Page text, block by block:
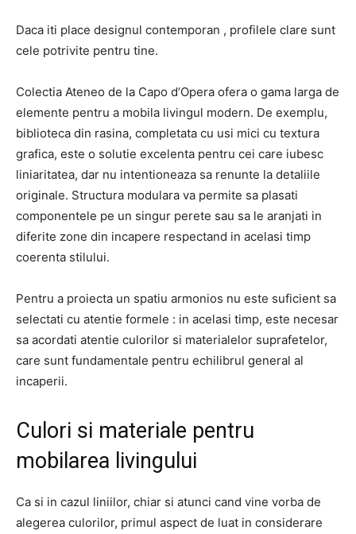
Daca iti place designul contemporan , profilele clare sunt
cele potrivite pentru tine.
Colectia Ateneo de la Capo d’Opera ofera o gama larga de
elemente pentru a mobila livingul modern. De exemplu,
biblioteca din rasina, completata cu usi mici cu textura
grafica, este o solutie excelenta pentru cei care iubesc
liniaritatea, dar nu intentioneaza sa renunte la detaliile
originale. Structura modulara va permite sa plasati
componentele pe un singur perete sau sa le aranjati in
diferite zone din incapere respectand in acelasi timp
coerenta stilului.
Pentru a proiecta un spatiu armonios nu este suficient sa
selectati cu atentie formele : in acelasi timp, este necesar
sa acordati atentie culorilor si materialelor suprafetelor,
care sunt fundamentale pentru echilibrul general al
incaperii.
Culori si materiale pentru
mobilarea livingului
Ca si in cazul liniilor, chiar si atunci cand vine vorba de
alegerea culorilor, primul aspect de luat in considerare